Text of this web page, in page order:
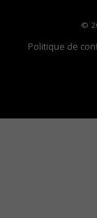
©
Politique de